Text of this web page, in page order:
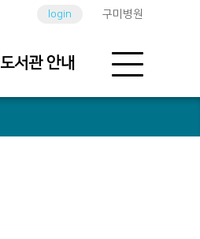
login 구미병원
도서관 안내